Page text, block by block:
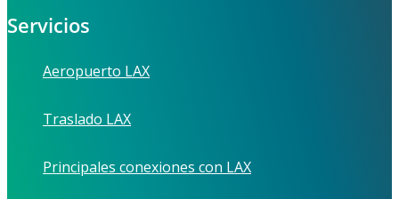
Servicios
Aeropuerto LAX
Traslado LAX
Principales conexiones con LAX